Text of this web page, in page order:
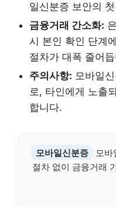
일신분증 보안의
금융거래 간소화:
시 본인 확인 단계
절차가 대폭 줄어
주의사항: 모바일
로, 타인에게 노출
합니다.
모바일신분증
모바
절차 없이 금융거래